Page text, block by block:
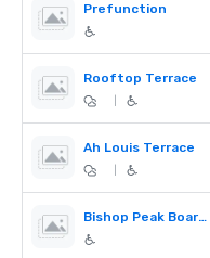
Prefunction
Rooftop Terrace
Ah Louis Terrace
Bishop Peak Boardroom